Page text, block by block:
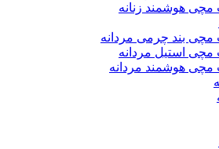
هوشمند زنانه
بند چرمی مردانه
استیل مردانه
هوشمند مردانه